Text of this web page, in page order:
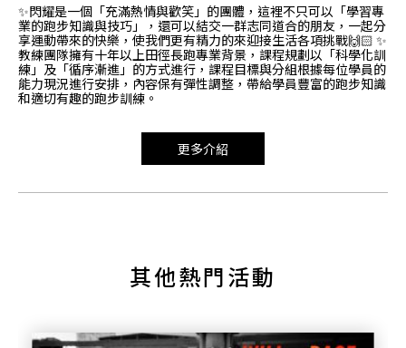
✨閃耀是一個「充滿熱情與歡笑」的團體，這裡不只可以「學習專
業的跑步知識與技巧」，還可以結交一群志同道合的朋友，一起分
享運動帶來的快樂，使我們更有精力的來迎接生活各項挑戰🙌🏻 ✨
教練團隊擁有十年以上田徑長跑專業背景，課程規劃以「科學化訓
練」及「循序漸進」的方式進行，課程目標與分組根據每位學員的
能力現況進行安排，內容保有彈性調整，帶給學員豐富的跑步知識
和適切有趣的跑步訓練。
更多介紹
其他熱門活動